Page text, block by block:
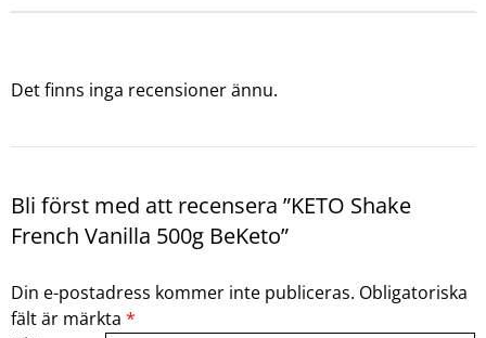
Det finns inga recensioner ännu.
Bli först med att recensera ”KETO Shake
French Vanilla 500g BeKeto”
Din e-postadress kommer inte publiceras. Obligatoriska
fält är märkta *